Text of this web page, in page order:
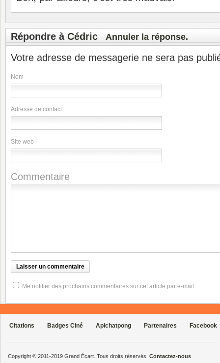
Répondre à Cédric Annuler la réponse.
Votre adresse de messagerie ne sera pas
Nom
Adresse de contact
Site web
Commentaire
Me notifier des prochains commentaires sur cet article par e-mail.
Citations Badges Ciné Apichatpong Partenaires Facebook
Copyright © 2011-2019 Grand Écart. Tous droits réservés. Contactez-nous